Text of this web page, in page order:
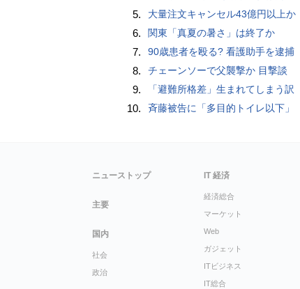
5. 大量注文キャンセル43億円以上か
6. 関東「真夏の暑さ」は終了か
7. 90歳患者を殴る? 看護助手を逮捕
8. チェーンソーで父襲撃か 目撃談
9. 「避難所格差」生まれてしまう訳
10. 斉藤被告に「多目的トイレ以下」
ニューストップ
主要
国内
社会
政治
IT 経済
経済総合
マーケット
Web
ガジェット
ITビジネス
IT総合